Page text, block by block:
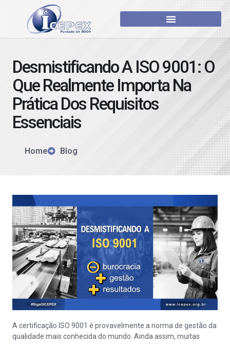
Desmistificando A ISO 9001: O
Que Realmente Importa Na
Prática Dos Requisitos
Essenciais
Home Blog
A certificação ISO 9001 é provavelmente a norma de gestão da
qualidade mais conhecida do mundo. Ainda assim, muitas